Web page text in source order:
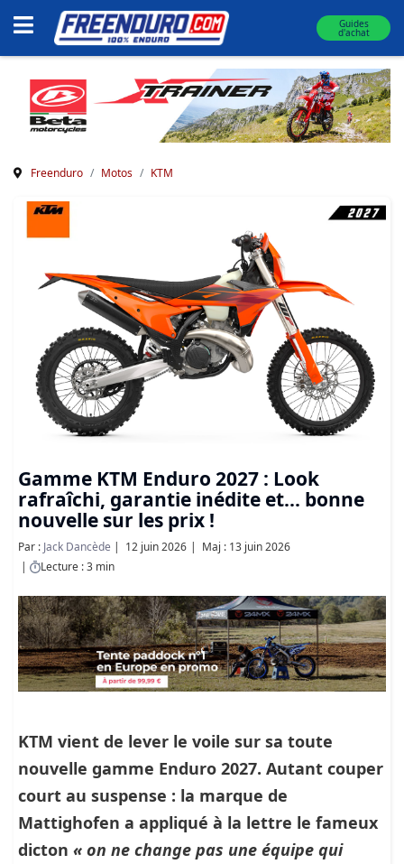
Guides
d'achat
Freenduro Motos KTM
Gamme KTM Enduro 2027 : Look
rafraîchi, garantie inédite et... bonne
nouvelle sur les prix !
Par : Jack Dancède 12 juin 2026
Maj : 13 juin 2026
Lecture : 3 min
KTM vient de lever le voile sur sa toute
nouvelle gamme Enduro 2027. Autant couper
court au suspense : la marque de
Mattighofen a appliqué à la lettre le fameux
dicton « on ne change pas une équipe qui